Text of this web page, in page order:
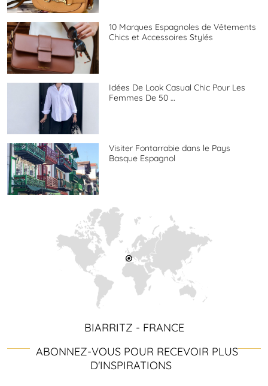
10 Marques Espagnoles de Vêtements
Chics et Accessoires Stylés
Idées De Look Casual Chic Pour Les
Femmes De 50 …
Visiter Fontarrabie dans le Pays
Basque Espagnol
BIARRITZ - FRANCE
ABONNEZ-VOUS POUR RECEVOIR PLUS
D'INSPIRATIONS